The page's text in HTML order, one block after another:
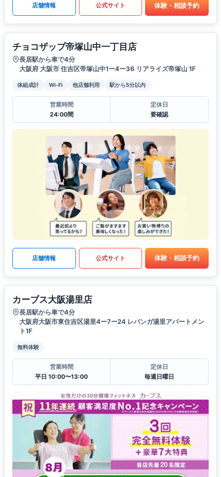
店舗情報 公式サイト 体験・相談予約
チョコザップ帝塚山中一丁目店
長居駅から車で4分
大阪府 大阪市 住吉区帝塚山中1ー4ー36 リアライズ帝塚山 1F
体組成計 Wi-Fi 他店舗利用 駅から5分以内
営業時間
24:00間
定休日
要確認
店舗情報 公式サイト 体験・相談予約
カーブス大阪湯里店
長居駅から車で4分
大阪府大阪市東住吉区湯里4ー7ー24 レバンガ湯里アパートメン
ト1F
無料体験
営業時間
平日 10:00〜13:00
定休日
毎週日曜日